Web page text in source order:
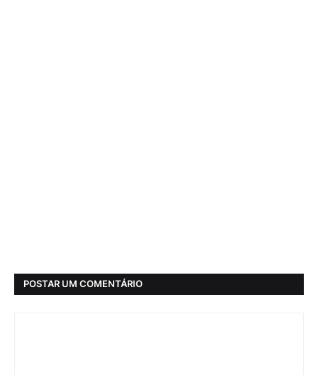
POSTAR UM COMENTÁRIO